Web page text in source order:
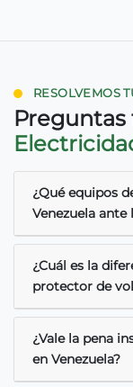
RESOLVEMOS
¿Qué equipos
Venezuela ante
¿Cuál es la
protector de
¿Vale la pena
en Venezuela?